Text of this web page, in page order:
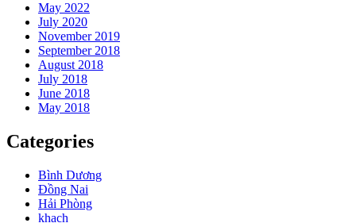
May 2022
July 2020
November 2019
September 2018
August 2018
July 2018
June 2018
May 2018
Categories
Bình Dương
Đồng Nai
Hải Phòng
khach